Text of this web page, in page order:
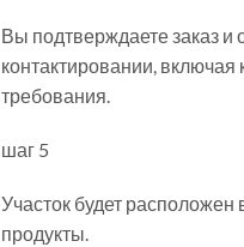
Вы подтверждаете заказ
контактировании,
требования.
шаг 5
Участок будет
продукты.